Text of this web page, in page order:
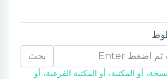
بحث
أو المكتبة، أو المكتبة الفرعية، أو